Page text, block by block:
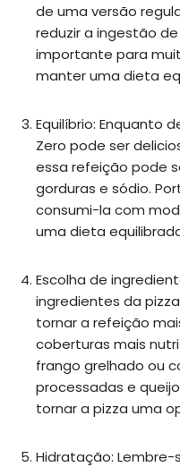
de uma versão
reduzir a ingestão
importante para
manter uma dieta
Equilíbrio: Enquanto
Zero pode ser
essa refeição pode
gorduras e sódio.
consumi-la com
uma dieta
Escolha de
ingredientes da
tornar a refeição
coberturas mais
frango grelhado ou
processadas e
tornar a pizza uma
Hidratação: